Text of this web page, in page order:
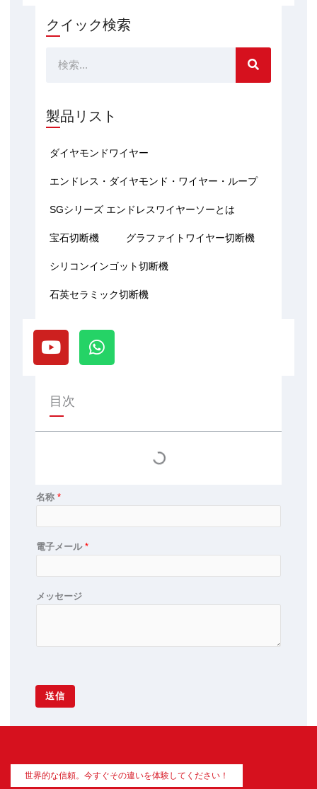
クイック検索
検
製品リスト
ダイヤモンドワイヤー
エンドレス・ダイヤモンド・ワイヤー・ループ
SGシリーズ エンドレスワイヤーソーとは
宝石切断機 グラファイトワイヤー切断機
シリコンインゴット切断機
石英セラミック切断機
Y
o
u
u
b
e
W
h
a
p
目次
名称 *
電子メール *
メッセージ
送信
世界的な信頼。今すぐその違いを体験してください！